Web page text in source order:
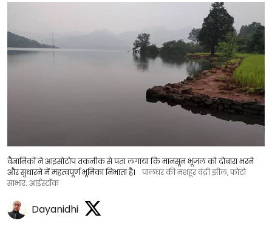
वैज्ञानिकों ने आइसोटोप तकनीक से पता लगाया कि मानसून भूजल को दोबारा भरने
और सुधारने में महत्वपूर्ण भूमिका निभाता है।
पालघर की मशहूर वंद्री झील, फोटो
साभार: आईस्टॉक
Dayanidhi